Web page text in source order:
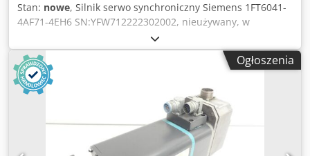
Stan: nowe, Silnik serwo synchroniczny Siemens 1FT6041-
4AF71-4EH6 SN:YFW712222302002, nieużywany, w
oryginalnym, otwartym opakowaniu, w 100% sprawny,
zakres dostawy zgodny ze zdjęciami Djdeuyrb Sspfx Aatskr
Ogłoszenia